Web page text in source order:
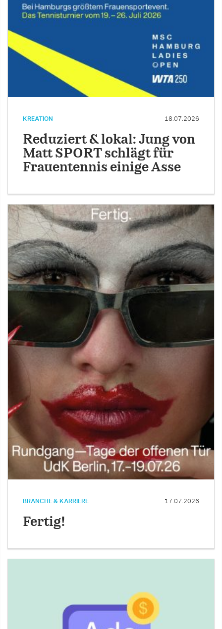
KREATION 18.07.2026
Reduziert & lokal: Jung von
Matt SPORT schlägt für
Frauentennis einige Asse
BRANCHE & KARRIERE 17.07.2026
Fertig!